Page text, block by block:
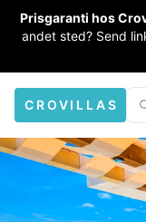
Prisgaranti hos
andet sted? Send
CROVILLAS